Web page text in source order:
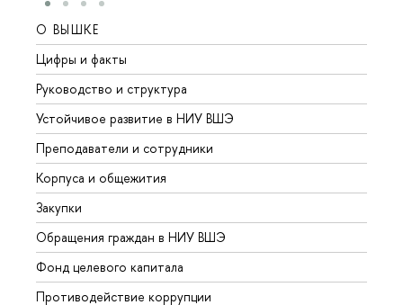
О ВЫШКЕ
Цифры и факты
Руководство и структура
Устойчивое развитие в НИУ ВШЭ
Преподаватели и сотрудники
Корпуса и общежития
Закупки
Обращения граждан в НИУ ВШЭ
Фонд целевого капитала
Противодействие коррупции